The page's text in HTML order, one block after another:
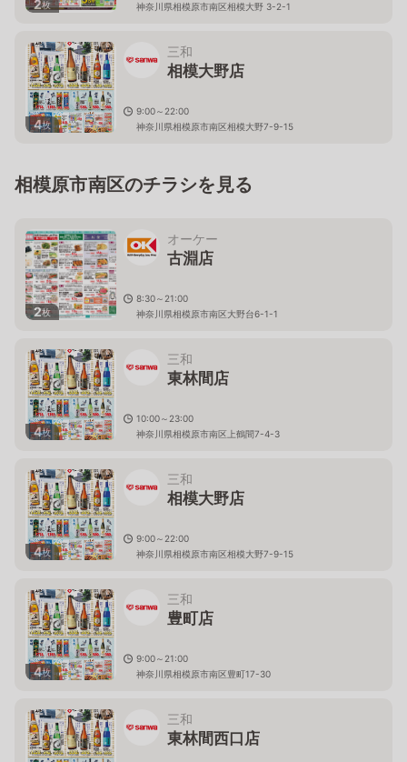
2枚 神奈川県相模原市南区相模大野 3-2-1
4枚
三和
相模大野店
9:00～22:00
神奈川県相模原市南区相模大野7-9-15
相模原市南区のチラシを見る
2枚
オーケー
古淵店
8:30～21:00
神奈川県相模原市南区大野台6-1-1
4枚
三和
東林間店
10:00～23:00
神奈川県相模原市南区上鶴間7-4-3
4枚
三和
相模大野店
9:00～22:00
神奈川県相模原市南区相模大野7-9-15
4枚
三和
豊町店
9:00～21:00
神奈川県相模原市南区豊町17-30
三和
東林間西口店